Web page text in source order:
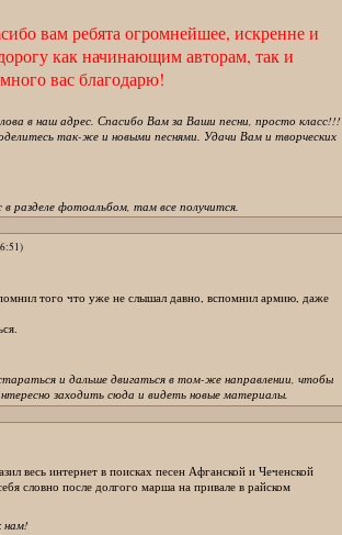
вам ребята огромнейшее, искренне и
как начинающим авторам, так и
вас благодарю!
в наш адрес. Спасибо Вам за Ваши песни, просто класс!!!
так-же и новыми песнями. Удачи Вам и творческих
разделе фотоальбом, там все получится.
того что уже не слышал давно, вспомнил армию, даже
и дальше двигаться в том-же направлении, чтобы
заходить сюда и видеть новые материалы.
весь интернет в поисках песен Афганской и Чеченской
словно после долгого марша на привале в райском
нам!